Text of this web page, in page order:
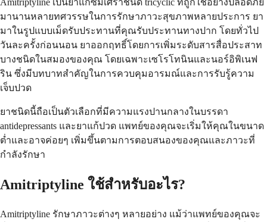
Amitriptyline เป็นยาแก้ซึมเศร้าชนิด tricyclic ที่ถูกใช้อย่างปลอดภัย
มานานหลายทศวรรษในการรักษาภาวะสุขภาพหลายประการ ยา
มาในรูปแบบเม็ดรับประทานที่คุณรับประทานทางปาก โดยทั่วไป
วันละครั้งก่อนนอน ยาออกฤทธิ์โดยการเพิ่มระดับสารสื่อประสาท
บางชนิดในสมองของคุณ โดยเฉพาะเซโรโทนินและนอร์อิพิเนฟ
ริน ซึ่งมีบทบาทสำคัญในการควบคุมอารมณ์และการรับรู้ความ
เจ็บปวด
ยาชนิดนี้ถือเป็นตัวเลือกที่มีความแรงปานกลางในบรรดา
antidepressants และยาแก้ปวด แพทย์ของคุณจะเริ่มให้คุณในขนาด
ต่ำและอาจค่อยๆ เพิ่มขึ้นตามการตอบสนองของคุณและภาวะที่
กำลังรักษา
Amitriptyline ใช้สำหรับอะไร?
Amitriptyline รักษาภาวะต่างๆ หลายอย่าง แม้ว่าแพทย์ของคุณจะ